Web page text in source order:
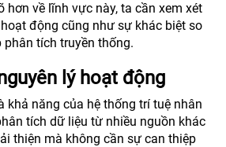
hơn về lĩnh vực này, ta cần xem xét
động cũng như sự khác biệt so
tích truyền thống.
lý hoạt động
khả năng của hệ thống trí tuệ nhân
tích dữ liệu từ nhiều nguồn khác
thiện mà không cần sự can thiệp